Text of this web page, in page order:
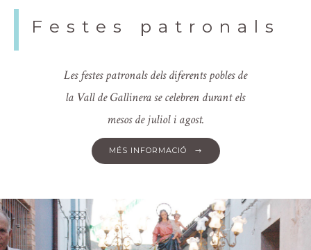
Festes patronals
Les festes patronals dels diferents pobles de
la Vall de Gallinera se celebren durant els
mesos de juliol i agost.
MÉS INFORMACIÓ